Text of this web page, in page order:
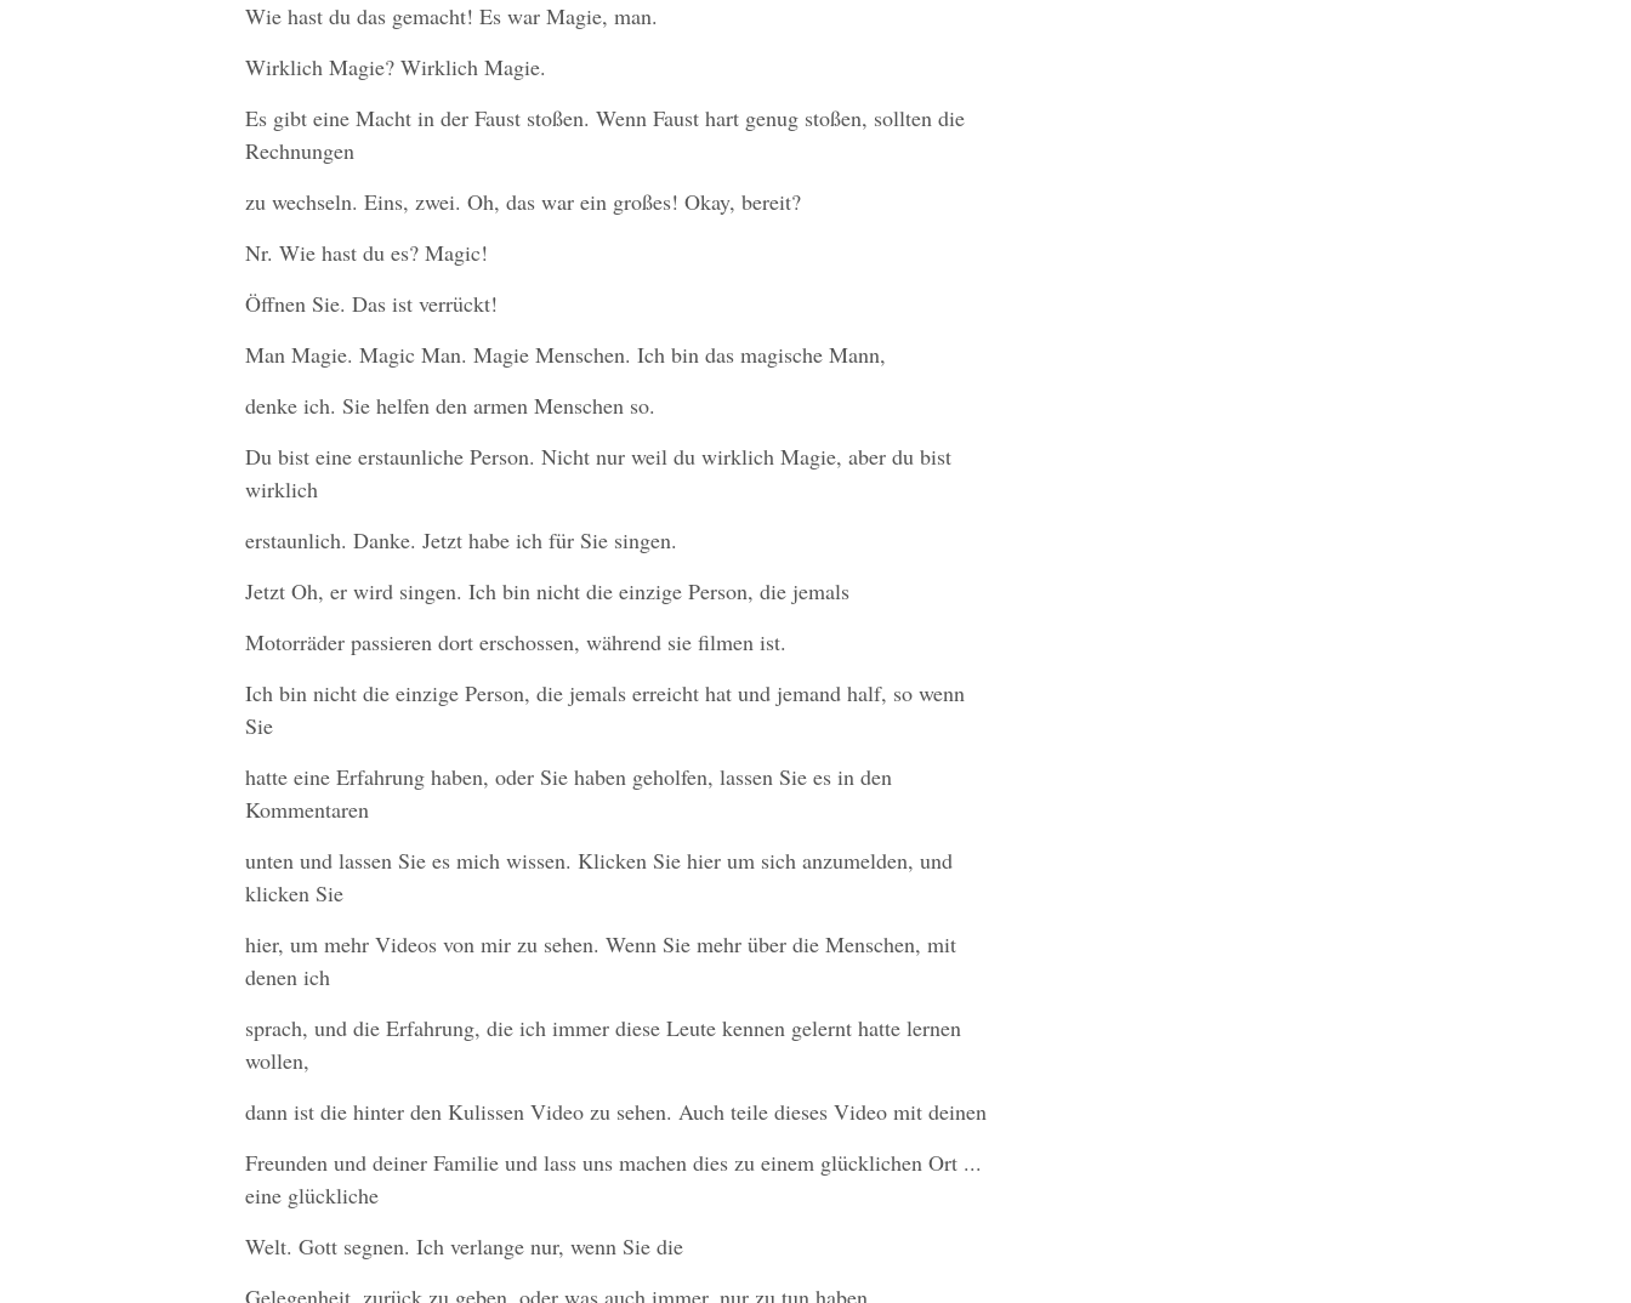
Wie hast du das gemacht! Es war Magie, man.
Wirklich Magie? Wirklich Magie.
Es gibt eine Macht in der Faust stoßen. Wenn Faust hart genug stoßen, sollten die
Rechnungen
zu wechseln. Eins, zwei. Oh, das war ein großes! Okay, bereit?
Nr. Wie hast du es? Magic!
Öffnen Sie. Das ist verrückt!
Man Magie. Magic Man. Magie Menschen. Ich bin das magische Mann,
denke ich. Sie helfen den armen Menschen so.
Du bist eine erstaunliche Person. Nicht nur weil du wirklich Magie, aber du bist
wirklich
erstaunlich. Danke. Jetzt habe ich für Sie singen.
Jetzt Oh, er wird singen. Ich bin nicht die einzige Person, die jemals
Motorräder passieren dort erschossen, während sie filmen ist.
Ich bin nicht die einzige Person, die jemals erreicht hat und jemand half, so wenn
Sie
hatte eine Erfahrung haben, oder Sie haben geholfen, lassen Sie es in den
Kommentaren
unten und lassen Sie es mich wissen. Klicken Sie hier um sich anzumelden, und
klicken Sie
hier, um mehr Videos von mir zu sehen. Wenn Sie mehr über die Menschen, mit
denen ich
sprach, und die Erfahrung, die ich immer diese Leute kennen gelernt hatte lernen
wollen,
dann ist die hinter den Kulissen Video zu sehen. Auch teile dieses Video mit deinen
Freunden und deiner Familie und lass uns machen dies zu einem glücklichen Ort ...
eine glückliche
Welt. Gott segnen. Ich verlange nur, wenn Sie die
Gelegenheit, zurück zu geben, oder was auch immer, nur zu tun haben.